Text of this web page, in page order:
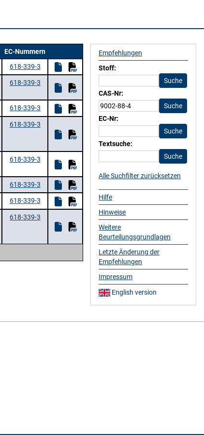
EC-Nummern
618-339-3
618-339-3
618-339-3
618-339-3
618-339-3
618-339-3
618-339-3
618-339-3
Empfehlungen
Stoff:
CAS-Nr:
EC-Nr:
Textsuche:
Alle Suchfilter zurücksetzen
Hilfe
Hinweise
Weitere
Beurteilungsgrundlagen
Letzte Änderung der
Empfehlungen
Impressum
English version